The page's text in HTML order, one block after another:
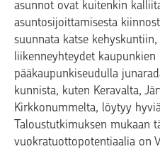
asunnot ovat kuitenkin
asuntosijoittamisesta
suunnata katse
liikenneyhteydet
pääkaupunkiseudulla
kunnista, kuten Keravalta,
Kirkkonummelta, löytyy
Taloustutkimuksen mukaan
vuokratuottopotentiaalia on